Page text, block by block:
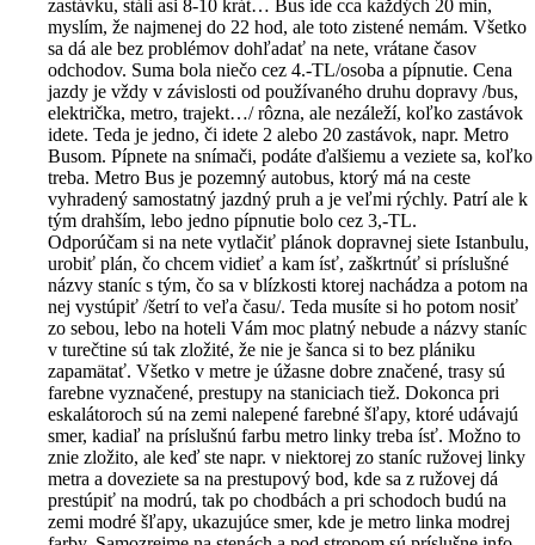
zastávku, stáli asi 8-10 krát… Bus ide cca každých 20 min,
myslím, že najmenej do 22 hod, ale toto zistené nemám. Všetko
sa dá ale bez problémov dohľadať na nete, vrátane časov
odchodov. Suma bola niečo cez 4.-TL/osoba a pípnutie. Cena
jazdy je vždy v závislosti od používaného druhu dopravy /bus,
električka, metro, trajekt…/ rôzna, ale nezáleží, koľko zastávok
idete. Teda je jedno, či idete 2 alebo 20 zastávok, napr. Metro
Busom. Pípnete na snímači, podáte ďalšiemu a veziete sa, koľko
treba. Metro Bus je pozemný autobus, ktorý má na ceste
vyhradený samostatný jazdný pruh a je veľmi rýchly. Patrí ale k
tým drahším, lebo jedno pípnutie bolo cez 3,-TL.
Odporúčam si na nete vytlačiť plánok dopravnej siete Istanbulu,
urobiť plán, čo chcem vidieť a kam ísť, zaškrtnúť si príslušné
názvy staníc s tým, čo sa v blízkosti ktorej nachádza a potom na
nej vystúpiť /šetrí to veľa času/. Teda musíte si ho potom nosiť
zo sebou, lebo na hoteli Vám moc platný nebude a názvy staníc
v turečtine sú tak zložité, že nie je šanca si to bez plániku
zapamätať. Všetko v metre je úžasne dobre značené, trasy sú
farebne vyznačené, prestupy na staniciach tiež. Dokonca pri
eskalátoroch sú na zemi nalepené farebné šľapy, ktoré udávajú
smer, kadiaľ na príslušnú farbu metro linky treba ísť. Možno to
znie zložito, ale keď ste napr. v niektorej zo staníc ružovej linky
metra a doveziete sa na prestupový bod, kde sa z ružovej dá
prestúpiť na modrú, tak po chodbách a pri schodoch budú na
zemi modré šľapy, ukazujúce smer, kde je metro linka modrej